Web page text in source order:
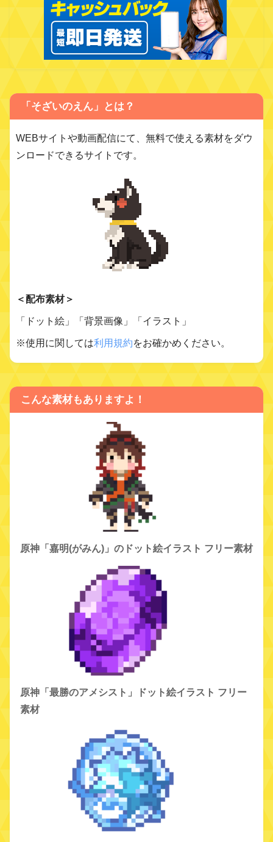
「そざいのえん」とは？
WEBサイトや動画配信にて、無料で使える素材をダウ
ンロードできるサイトです。
＜配布素材＞
「ドット絵」「背景画像」「イラスト」
※使用に関しては利用規約をお確かめください。
こんな素材もありますよ！
原神「嘉明(がみん)」のドット絵イラスト フリー素材
原神「最勝のアメシスト」ドット絵イラスト フリー
素材